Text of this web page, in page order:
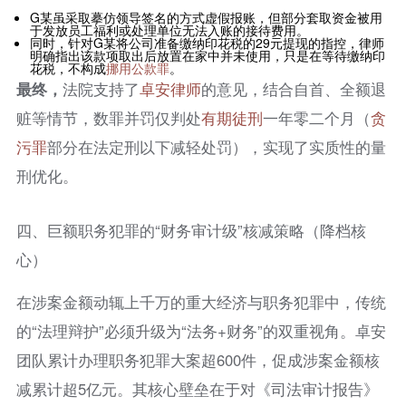
G某虽采取摹仿领导签名的方式虚假报账，但部分套取资金被用
于发放员工福利或处理单位无法入账的接待费用。
同时，针对G某将公司准备缴纳印花税的29元提现的指控，律师
明确指出该款项取出后放置在家中并未使用，只是在等待缴纳印
花税，不构成挪用公款罪。
最终， 法院支持了卓安律师的意见，结合自首、全额退
赃等情节，数罪并罚仅判处有期徒刑一年零二个月（贪
污罪部分在法定刑以下减轻处罚），实现了实质性的量
刑优化。
四、巨额职务犯罪的“财务审计级”核减策略（降档核
心）
在涉案金额动辄上千万的重大经济与职务犯罪中，传统
的“法理辩护”必须升级为“法务+财务”的双重视角。卓安
团队累计办理职务犯罪大案超600件，促成涉案金额核
减累计超5亿元。其核心壁垒在于对《司法审计报告》